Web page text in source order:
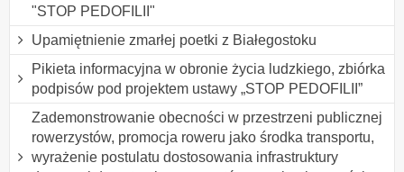
"STOP PEDOFILII"
Upamiętnienie zmarłej poetki z Białegostoku
Pikieta informacyjna w obronie życia ludzkiego, zbiórka
podpisów pod projektem ustawy „STOP PEDOFILII”
Zademonstrowanie obecności w przestrzeni publicznej
rowerzystów, promocja roweru jako środka transportu,
wyrażenie postulatu dostosowania infrastruktury